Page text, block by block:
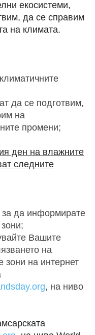
екосистеми,
да се справим
на климата.
да се подготвим,
на
промени;
ден на влажните
следните
за да информирате
Вашите
на
зони на интернет
, на ниво